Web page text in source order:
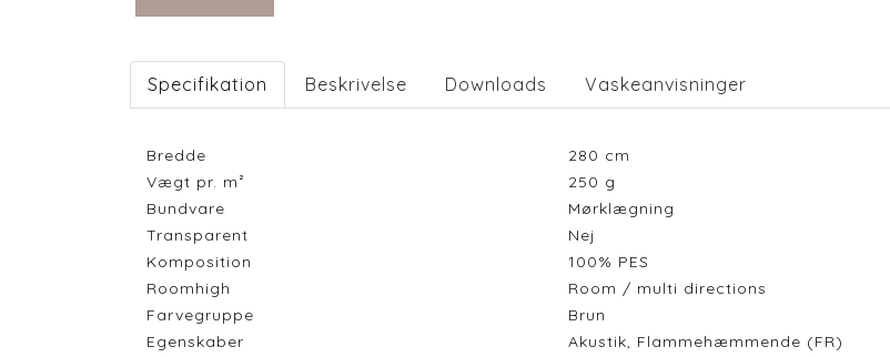
Specifikation Beskrivelse Downloads Vaskeanvisninger
Bredde 280 cm
Vægt pr. m²
250 g
Bundvare
Mørklægning
Transparent
Nej
Komposition
100% PES
Roomhigh
Room / multi directions
Farvegruppe
Brun
Egenskaber
Akustik, Flammehæmmende (FR)